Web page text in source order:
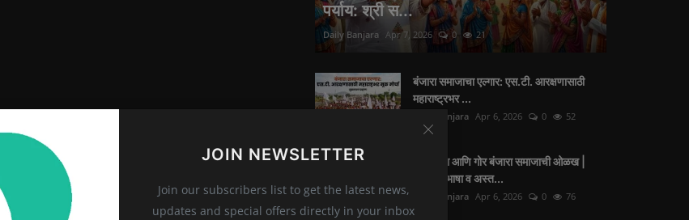
JOIN NEWSLETTER
Join our subscribers list to get the latest news,
updates and special offers directly in your inbox
पर्याय: श्री स...
Daily Banjara Apr 7, 2026 0 21
बंजारा समाजाचा एल्गार: एस.टी. आरक्षणासाठी
महाराष्ट्रभर ...
Daily Banjara Apr 6, 2026 0 52
जनगणना आणि गोर बंजारा समाजाची ओळख |
गोरबोली भाषा व अस्त...
Daily Banjara Apr 6, 2026 0 76